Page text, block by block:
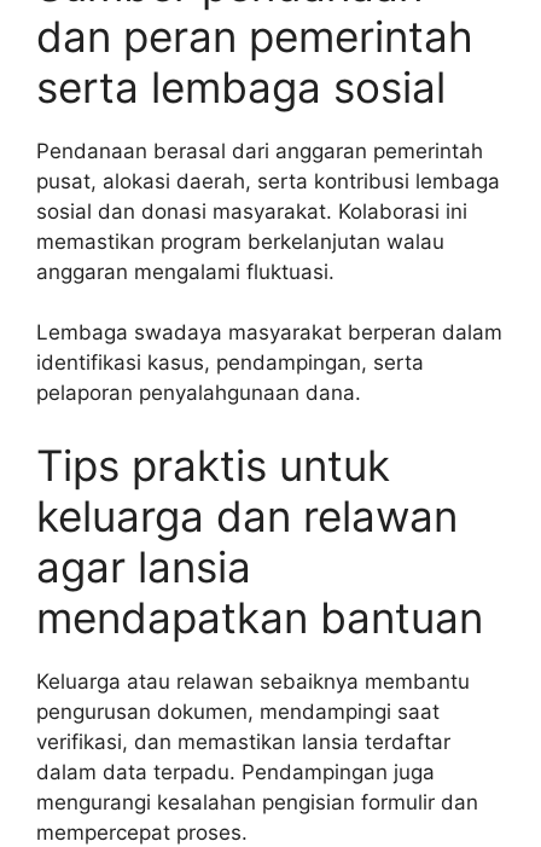
dan peran pemerintah
serta lembaga sosial
Pendanaan berasal dari anggaran pemerintah
pusat, alokasi daerah, serta kontribusi lembaga
sosial dan donasi masyarakat. Kolaborasi ini
memastikan program berkelanjutan walau
anggaran mengalami fluktuasi.
Lembaga swadaya masyarakat berperan dalam
identifikasi kasus, pendampingan, serta
pelaporan penyalahgunaan dana.
Tips praktis untuk
keluarga dan relawan
agar lansia
mendapatkan bantuan
Keluarga atau relawan sebaiknya membantu
pengurusan dokumen, mendampingi saat
verifikasi, dan memastikan lansia terdaftar
dalam data terpadu. Pendampingan juga
mengurangi kesalahan pengisian formulir dan
mempercepat proses.